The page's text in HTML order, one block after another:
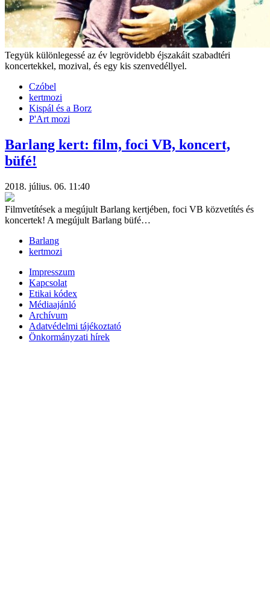
Tegyük különlegessé az év legrövidebb éjszakáit szabadtéri
koncertekkel, mozival, és egy kis szenvedéllyel.
Czóbel
kertmozi
Kispál és a Borz
P'Art mozi
Barlang kert: film, foci VB, koncert,
büfé!
2018. július. 06. 11:40
Filmvetítések a megújult Barlang kertjében, foci VB közvetítés és
koncertek! A megújult Barlang büfé…
Barlang
kertmozi
Impresszum
Kapcsolat
Etikai kódex
Médiaajánló
Archívum
Adatvédelmi tájékoztató
Önkormányzati hírek